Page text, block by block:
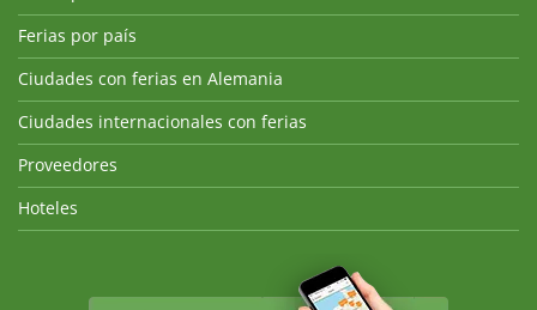
Ferias por país
Ciudades con ferias en Alemania
Ciudades internacionales con ferias
Proveedores
Hoteles